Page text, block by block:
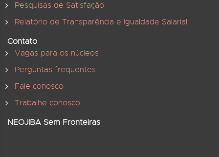
Pesquisas de Satisfação
Relatório de Transparência e Igualdade Salarial
Contato
Vagas para os núcleos
Perguntas frequentes
Fale conosco
Trabalhe conosco
NEOJIBA Sem Fronteiras